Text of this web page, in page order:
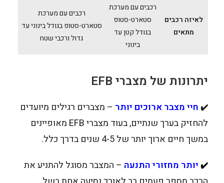
לאיזה רכבים
מתאים
רכבים עם מערכת
סטארט-סטופ
בגודל קטן עד
בינוני
רכבים עם מערכת
סטארט-סטופ בגודל בינוני עד
גדול ורכבי שטח
יתרונות של מצברי EFB
✔️ חיי מצבר ארוכים יותר – מצברים רגילים מיועדים
להחזיק בערך שנתיים, בעוד מצברי EFB מאופיינים
במשך חיים ארוך יותר של 4-5 שנים בדרך כלל.
✔️ יותר מחזורי התנעה – המצבר מסוגל להתניע את